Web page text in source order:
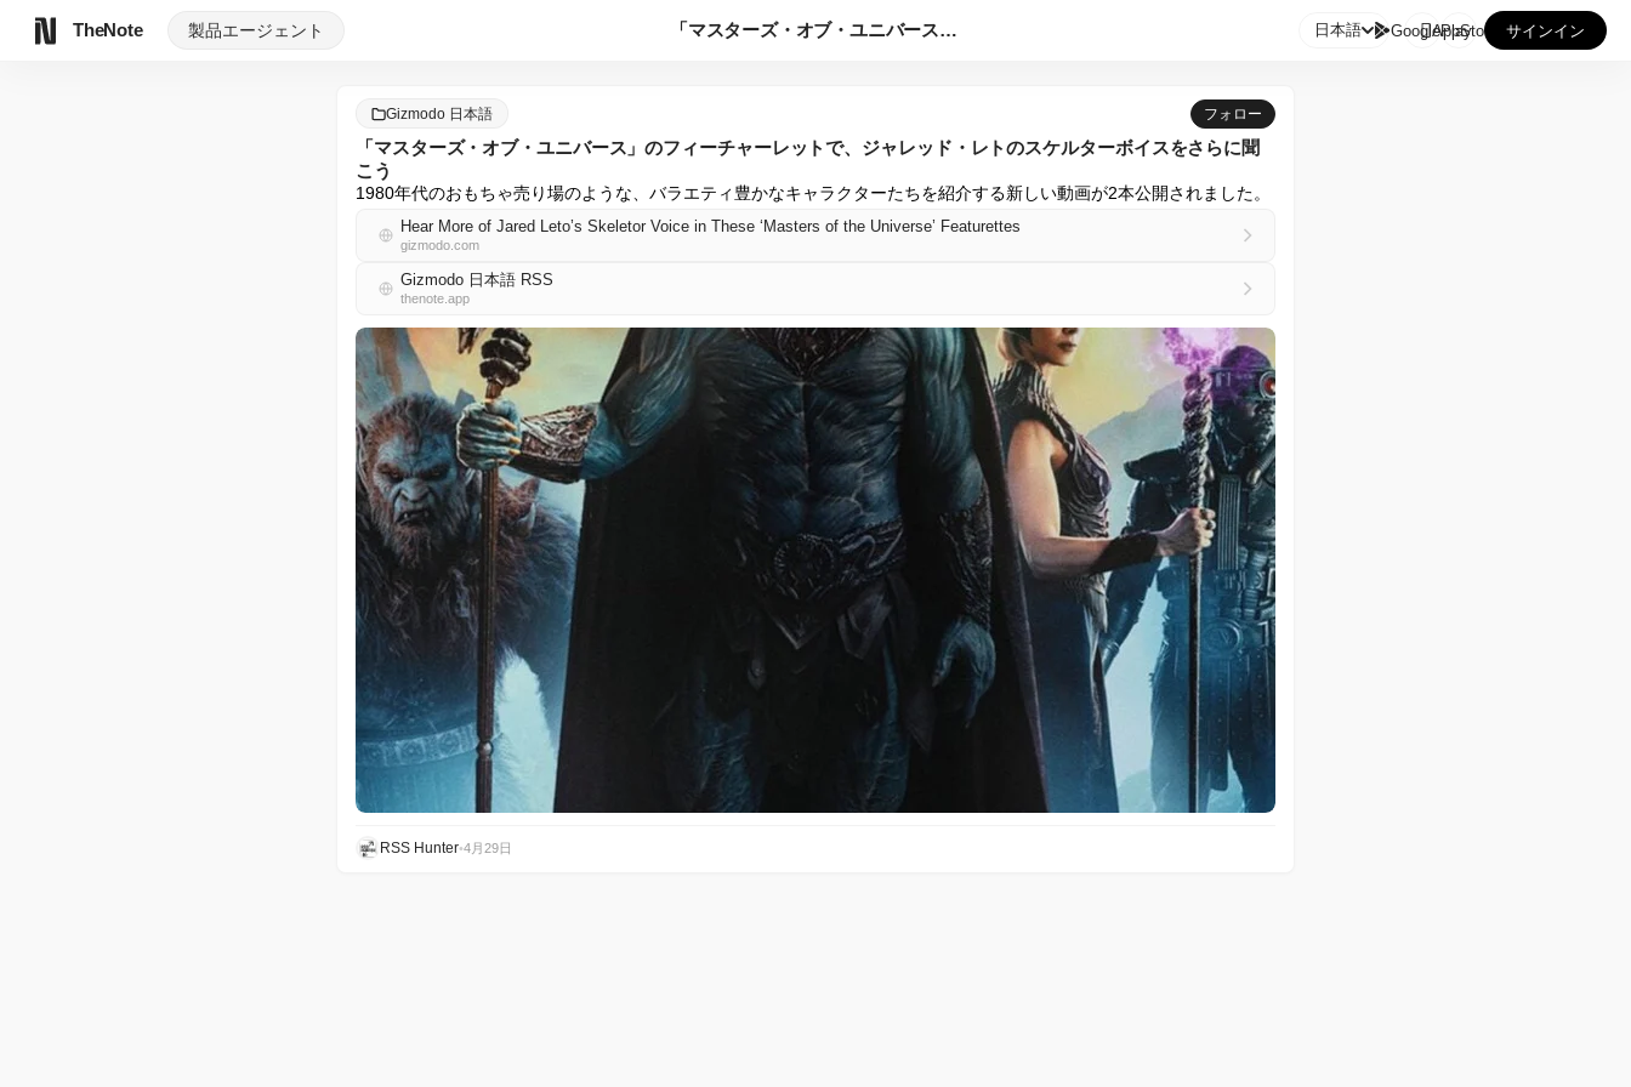
TheNote 製品エージェント 「マスターズ・オブ・ユニバース」のフィーチャーレットで、ジャ... 日本語 GooglePlay
AppStore サインイン
Gizmodo 日本語 フォロー
「マスターズ・オブ・ユニバース」のフィーチャーレットで、ジャレッド・レトのスケルターボイスをさらに聞
こう
1980年代のおもちゃ売り場のような、バラエティ豊かなキャラクターたちを紹介する新しい動画が2本公開されました。
Hear More of Jared Leto’s Skeletor Voice in These ‘Masters of the Universe’ Featurettes
gizmodo.com
Gizmodo 日本語 RSS
thenote.app
RSS Hunter•4月29日